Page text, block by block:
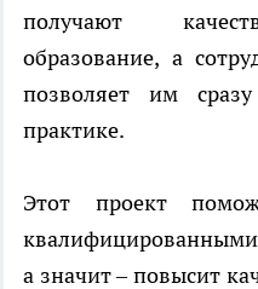
получают
образование, а
позволяет им
практике.
Этот проект
а значит – повысит